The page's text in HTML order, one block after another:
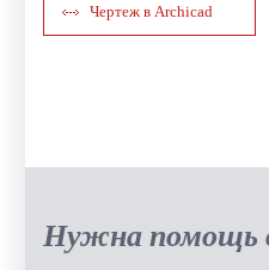
Чертеж в Archicad
Нужна помощь